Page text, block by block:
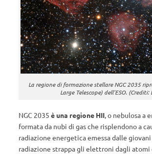
La regione di formazione stellare NGC 2035
Large Telescope) dell’ESO. (Crediti:
NGC 2035 è una regione HII, o nebulosa a
formata da nubi di gas che risplendono a
radiazione energetica emessa dalle
radiazione strappa gli elettroni dagli atomi